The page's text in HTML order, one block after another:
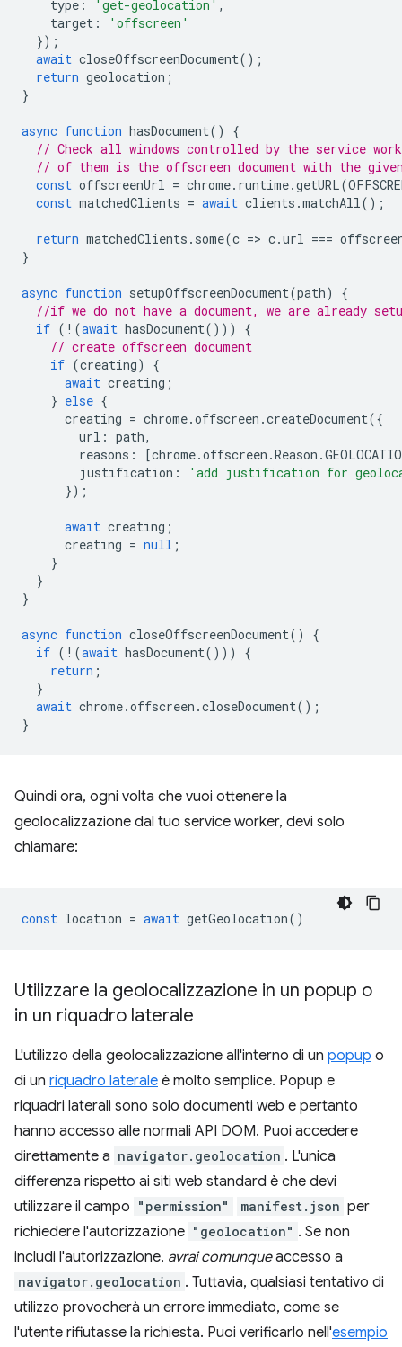
type : 'get-geolocation' ,
target :
'offscreen'
});
await closeOffscreenDocument();
return geolocation ;
}
async function hasDocument()
{
// Check all windows controlled by the service
// of them is the offscreen document with the
const offscreenUrl = chrome. runtime.getURL(
const matchedClients = await clients .matchAll ();
return matchedClients . some(c => c.url ===
}
async function setupOffscreenDocument(path)
{
//if we do not have a document, we are already
if ( ! (await hasDocument()))
{
// create offscreen document
if (creating)
{
await creating ;
} else {
creating = chrome.offscreen .createDocument({
url : path,
reasons : [chrome.offscreen .Reason .
justification :
'add justification for
});
await creating ;
creating = null ;
}
}
}
async function closeOffscreenDocument()
{
if ( ! (await hasDocument()))
{
return ;
}
await chrome.offscreen .closeDocument();
}
Quindi ora, ogni volta che vuoi ottenere la
geolocalizzazione dal tuo service worker, devi solo
chiamare:
const location = await getGeolocation()
Utilizzare la geolocalizzazione in un popup o
in un riquadro laterale
L'utilizzo della geolocalizzazione all'interno di un popup o
di un riquadro laterale è molto semplice. Popup e
riquadri laterali sono solo documenti web e pertanto
hanno accesso alle normali API DOM. Puoi accedere
direttamente a navigator.geolocation . L'unica
differenza rispetto ai siti web standard è che devi
utilizzare il campo "permission" manifest.json per
richiedere l'autorizzazione "geolocation" . Se non
includi l'autorizzazione, avrai comunqueaccesso a
navigator.geolocation . Tuttavia, qualsiasi tentativo di
utilizzo provocherà un errore immediato, come se
l'utente rifiutasse la richiesta. Puoi verificarlo nell'esempio